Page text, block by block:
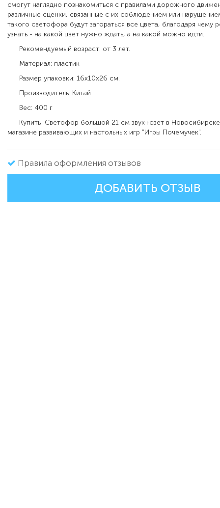
смогут наглядно познакомиться с правилами дорожного
различные сценки, связанные с их соблюдением или
такого светофора будут загораться все цвета, благодаря
узнать - на какой цвет нужно ждать, а на какой можно идти.
Рекомендуемый возраст: от 3 лет.
Материал: пластик
Размер упаковки: 16х10х26 см.
Производитель: Китай
Вес: 400 г
Купить Светофор большой 21 см звук+свет в
магазине развивающих и настольных игр "Игры Почемучек".
Правила оформления отзывов
ДОБАВИТЬ ОТЗЫВ